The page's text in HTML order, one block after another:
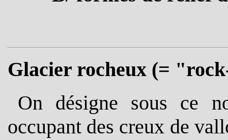
Glacier rocheux (=
On désigne sous ce
occupant des creux de